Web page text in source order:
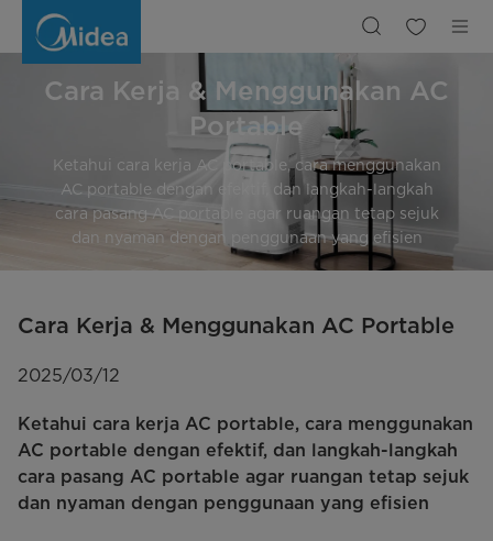
Menggunakan
Cara Kerja & Menggunakan AC
Portable
Ketahui cara kerja AC portable, cara menggunakan
AC portable dengan efektif, dan langkah-langkah
cara pasang AC portable agar ruangan tetap sejuk
dan nyaman dengan penggunaan yang efisien
Cara Kerja & Menggunakan AC Portable
Ketahui cara kerja AC portable, cara menggunakan
AC portable dengan efektif, dan langkah-langkah
cara pasang AC portable agar ruangan tetap sejuk
dan nyaman dengan penggunaan yang efisien
2025/03/12